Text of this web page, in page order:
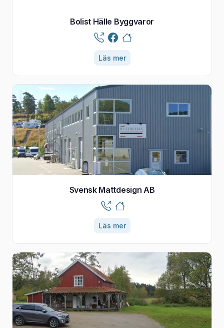
Bolist Hälle Byggvaror
Läs mer
Svensk Mattdesign AB
Läs mer